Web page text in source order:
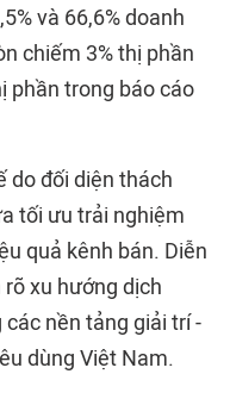
và 66,6% doanh
chiếm 3% thị phần
phần trong báo cáo
do đối diện thách
tối ưu trải nghiệm
quả kênh bán. Diễn
xu hướng dịch
nền tảng giải trí -
dùng Việt Nam.